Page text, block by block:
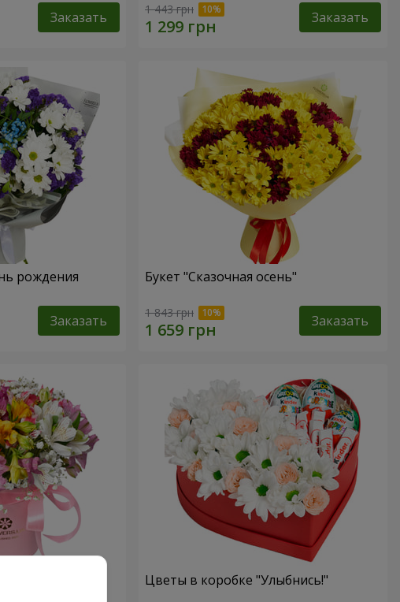
Заказать 1 443 грн Заказать
рождения
Заказать
Букет "Сказочная осень"
1 843 грн Заказать
фантазия" Цветы в коробке "Улыбнись!"